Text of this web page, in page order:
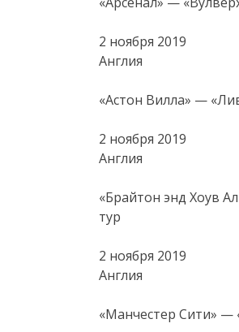
2 ноября 2019
Англия
«Астон Вилла» —
2 ноября 2019
Англия
«Брайтон энд Хоув
тур
2 ноября 2019
Англия
«Манчестер Сити» —